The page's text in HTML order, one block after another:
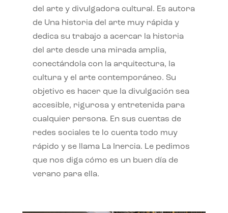
del arte y divulgadora cultural. Es autora
de Una historia del arte muy rápida y
dedica su trabajo a acercar la historia
del arte desde una mirada amplia,
conectándola con la arquitectura, la
cultura y el arte contemporáneo. Su
objetivo es hacer que la divulgación sea
accesible, rigurosa y entretenida para
cualquier persona. En sus cuentas de
redes sociales te lo cuenta todo muy
rápido y se llama La Inercia. Le pedimos
que nos diga cómo es un buen día de
verano para ella.